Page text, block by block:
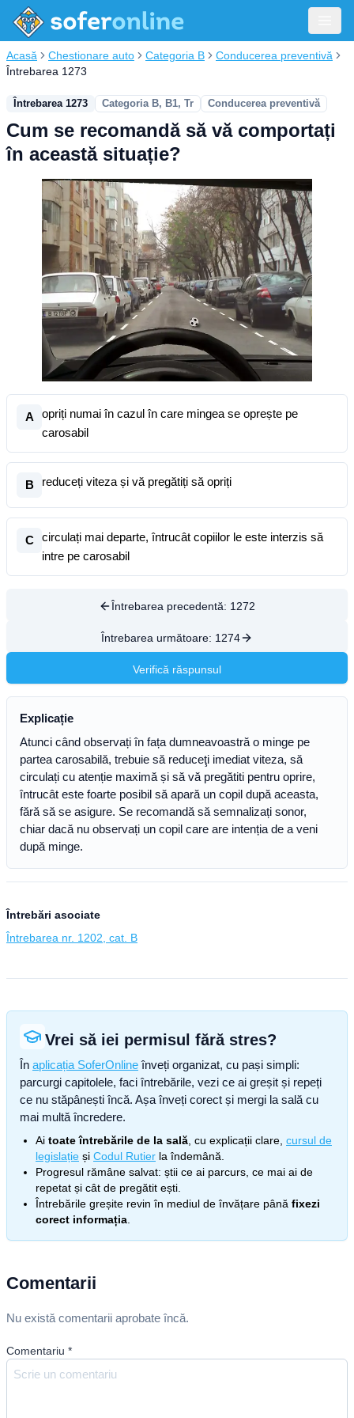
Acasă Chestionare auto Categoria B
Conducerea preventivă
Întrebarea 1273
Întrebarea 1273 Categoria B, B1, Tr Conducerea preventivă
Cum se recomandă să vă comportați
în această situație?
A
opriți numai în cazul în care mingea se oprește pe
carosabil
B reduceți viteza și vă pregătiți să opriți
C
circulați mai departe, întrucât copiilor le este interzis să
intre pe carosabil
Întrebarea precedentă: 1272
Întrebarea următoare: 1274
Verifică răspunsul
Explicație
Atunci când observați în fața dumneavoastră o minge pe
partea carosabilă, trebuie să reduceţi imediat viteza, să
circulați cu atenție maximă și să vă pregătiti pentru oprire,
întrucât este foarte posibil să apară un copil după aceasta,
fără să se asigure. Se recomandă să semnalizați sonor,
chiar dacă nu observați un copil care are intenția de a veni
după minge.
Întrebări asociate
Întrebarea nr. 1202, cat. B
Vrei să iei permisul fără stres?
În aplicația SoferOnline înveți organizat, cu pași simpli:
parcurgi capitolele, faci întrebările, vezi ce ai greșit și repeți
ce nu stăpânești încă. Așa înveți corect și mergi la sală cu
mai multă încredere.
Ai toate întrebările de la sală , cu explicații clare, cursul de
legislație și Codul Rutier la îndemână.
Progresul rămâne salvat: știi ce ai parcurs, ce mai ai de
repetat și cât de pregătit ești.
Întrebările greșite revin în mediul de învățare până fixezi
corect informația
Comentarii
Nu există comentarii aprobate încă.
Comentariu *